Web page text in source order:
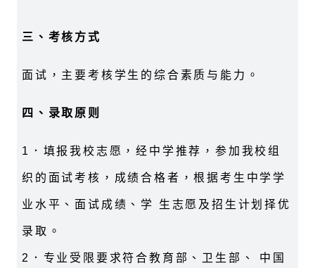
三、考核方式
面试，主要考核学生的综合素质与能力。
四、录取原则
1．填报我校志愿，经中学推荐，参加我校组
织的面试考核，成绩合格者，根据考生中学学
业水平、面试成绩、学 生志愿及招生计划择优
录取。
2．专业受限要求符合教育部、卫生部、 中国